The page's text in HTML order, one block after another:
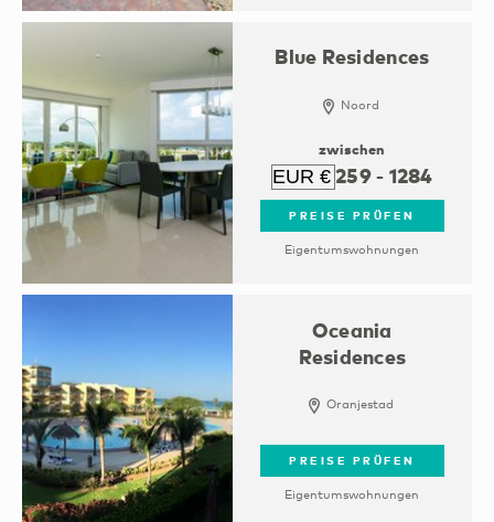
Blue Residences
Noord
zwischen
259- 1284
PREISE PRÜFEN
Eigentumswohnungen
Oceania
Residences
Oranjestad
PREISE PRÜFEN
Eigentumswohnungen